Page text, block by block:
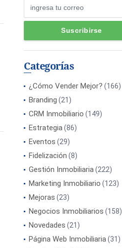
Categorías
¿Cómo Vender Mejor? (166)
Branding (21)
CRM Inmobiliario (149)
Estrategia(86)
Eventos (29)
Fidelización (8)
Gestión Inmobiliaria(222)
Marketing Inmobiliario (123)
Mejoras (23)
Negocios Inmobiliarios (158)
Novedades (21)
Página Web Inmobiliaria(31)